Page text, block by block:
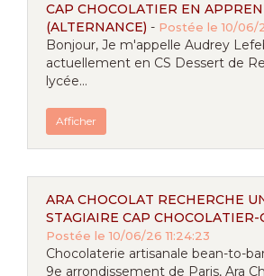
CAP CHOCOLATIER EN
(ALTERNANCE) - Postée le 10/06/
Bonjour, Je m'appelle Audrey
actuellement en CS Dessert de
lycée...
Afficher
ARA CHOCOLAT RECHERCHE
STAGIAIRE CAP CHOCOLATIER-
Postée le 10/06/26 11:24:23
Chocolaterie artisanale bean-to-
9e arrondissement de Paris, Ara